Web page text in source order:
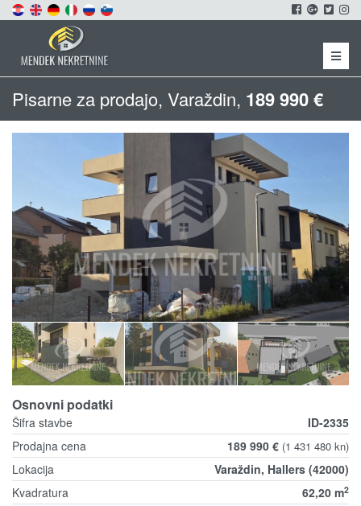
Menu
Pisarne za prodajo, Varaždin, 189 990 €
Osnovni podatki
Šifra stavbe
ID-2335
Prodajna cena
189 990 € (1 431 480 kn)
Lokacija
Varaždin, Hallers (42000)
Kvadratura
62,20 m2